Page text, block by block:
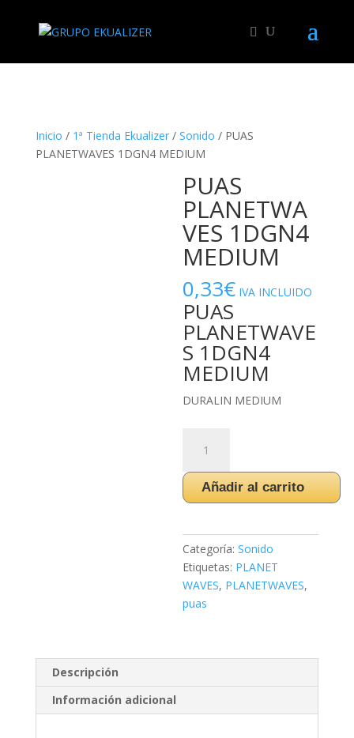
Inicio / 1ª Tienda Ekualizer/ Sonido / PUAS
PLANETWAVES 1DGN4 MEDIUM
PUAS
PLANETWA
VES 1DGN4
MEDIUM
0,33€ IVA INCLUIDO
PUAS
PLANETWAVE
S 1DGN4
MEDIUM
DURALIN MEDIUM
PLANETWAVES
1DGN4
MEDIUM
Añadir al carrito
Categoría:Sonido
Etiquetas: PLANET
WAVES, PLANETWAVES,
puas
Descripción
Información adicional